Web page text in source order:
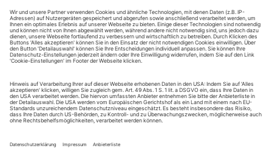
Jahr mit einem Doppelheft im Juli und dem Jahrbuch im
August.
Sie erhalten Zugang zum Online-Archiv von Theater
heute und können sowohl das aktuelle ePaper als auch
das ePaper-Archiv über Ihren Account auf www.der-
theaterverlag.de einsehen. Zugang zur App auf Anfrage.
Das Abonnement hat eine Laufzeit von einem Monat und
verlängert sich jeweils um einen weiteren Monat, sofern
es nicht vom Kunden auf der Seite „Mein Konto/Meine
Bestellungen“ auf www.der-theaterverlag.de gekündigt